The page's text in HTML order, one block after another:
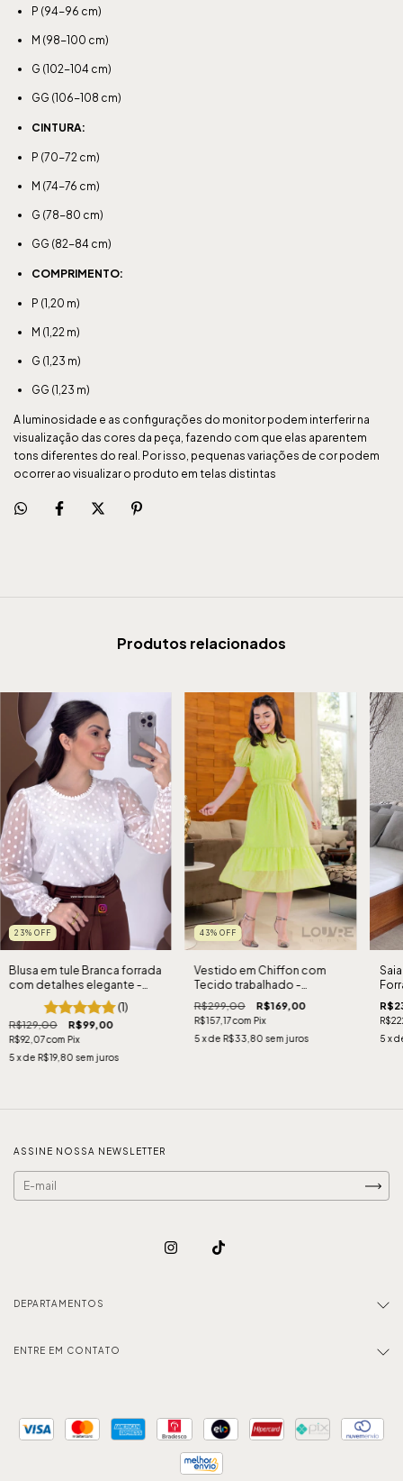
P (94-96 cm)
M (98-100 cm)
G (102-104 cm)
GG (106-108 cm)
CINTURA:
P (70-72 cm)
M (74-76 cm)
G (78-80 cm)
GG (82-84 cm)
COMPRIMENTO:
P (1,20 m)
M (1,22 m)
G (1,23 m)
GG (1,23 m)
A luminosidade e as configurações do monitor podem interferir na
visualização das cores da peça, fazendo com que elas aparentem
tons diferentes do real. Por isso, pequenas variações de cor podem
ocorrer ao visualizar o produto em telas distintas
Produtos relacionados
23% OFF
Blusa em tule Branca forrada
com detalhes elegante -
Lançamento 2024
(1)
R$129,00 R$99,00
R$92,07com Pix
5 x de R$19,80 sem juros
43% OFF
Vestido em Chiffon com
Tecido trabalhado -
Lançamento Kalikay Modas
R$299,00 R$169,00
R$157,17com Pix
5 x de R$33,80 sem juros
5 x
ASSINE NOSSA NEWSLETTER
DEPARTAMENTOS
ENTRE EM CONTATO